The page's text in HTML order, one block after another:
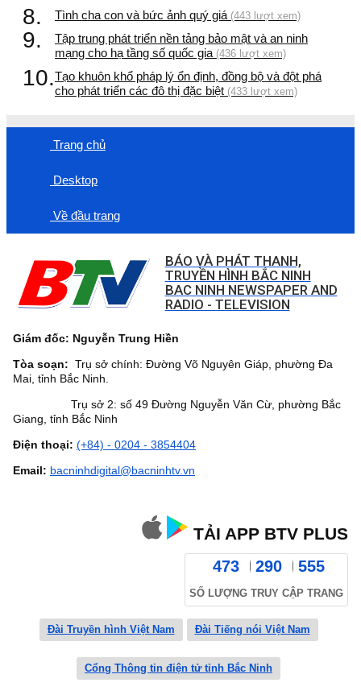
8. Tình cha con và bức ảnh quý giá (443 lượt xem)
9.
Tập trung phát triển nền tảng bảo mật và an ninh
mạng cho hạ tầng số quốc gia (436 lượt xem)
10.Tạo khuôn khổ pháp lý ổn định, đồng bộ và đột phá
cho phát triển các đô thị đặc biệt (433 lượt xem)
Trang chủ
Desktop
Về đầu trang
BÁO VÀ PHÁT THANH,
TRUYỀN HÌNH BẮC NINH
BAC NINH NEWSPAPER AND
RADIO - TELEVISION
Giám đốc: Nguyễn Trung Hiền
Tòa soạn: Trụ sở chính: Đường Võ Nguyên Giáp, phường Đa
Mai, tỉnh Bắc Ninh.
Trụ sở 2: số 49 Đường Nguyễn Văn Cừ, phường Bắc
Giang, tỉnh Bắc Ninh
Điện thoại: (+84) - 0204 - 3854404
Email: bacninhdigital@bacninhtv.vn
TẢI APP BTV PLUS
473 290 555
SỐ LƯỢNG TRUY CẬP TRANG
Đài Truyền hình Việt Nam Đài Tiếng nói Việt Nam
Cổng Thông tin điện tử tỉnh Bắc Ninh